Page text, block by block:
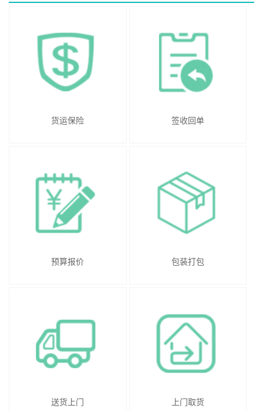
货运保险 签收回单
预算报价 包装打包
送货上门 上门取货